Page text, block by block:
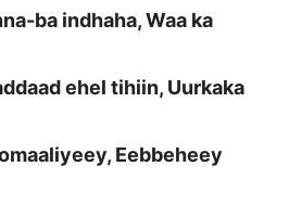
ba indhaha, Waa ka
ehel tihiin, Uurkaka
Eebbeheey